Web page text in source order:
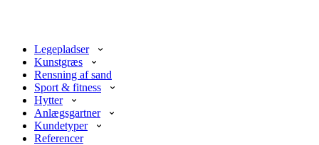
Legepladser
Kunstgræs
Rensning af sand
Sport & fitness
Hytter
Anlægsgartner
Kundetyper
Referencer